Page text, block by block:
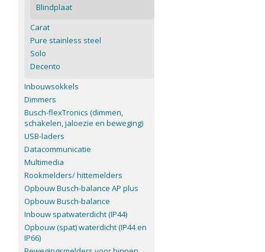
Blindplaat
Carat
Pure stainless steel
Solo
Decento
Inbouwsokkels
Dimmers
Busch-flexTronics (dimmen,
schakelen, jaloezie en beweging)
USB-laders
Datacommunicatie
Multimedia
Rookmelders/ hittemelders
Opbouw Busch-balance AP plus
Opbouw Busch-balance
Inbouw spatwaterdicht (IP44)
Opbouw (spat) waterdicht (IP44 en
IP66)